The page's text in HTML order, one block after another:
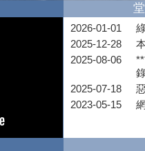
2026-01-01
2025-12-28
2025-08-06
2025-07-18
2023-05-15